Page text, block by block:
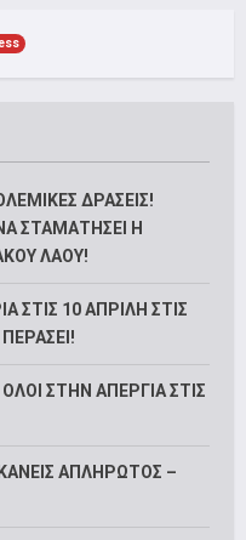
ΔΡΑΣΕΙΣ!
ΣΤΑΜΑΤΗΣΕΙ Η
ΛΑΟΥ!
ΣΤΙΣ 10 ΑΠΡΙΛΗ ΣΤΙΣ
ΟΛΟΙ ΣΤΗΝ ΑΠΕΡΓΙΑ ΣΤΙΣ
ΑΠΛΗΡΩΤΟΣ –